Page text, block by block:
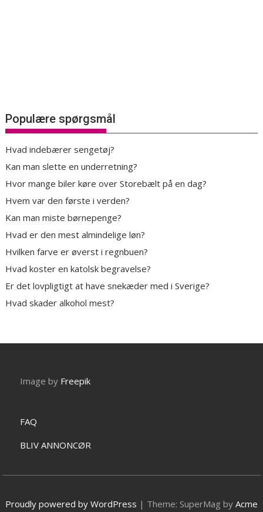
Populære spørgsmål
Hvad indebærer sengetøj?
Kan man slette en underretning?
Hvor mange biler køre over Storebælt på en dag?
Hvem var den første i verden?
Kan man miste børnepenge?
Hvad er den mest almindelige løn?
Hvilken farve er øverst i regnbuen?
Hvad koster en katolsk begravelse?
Er det lovpligtigt at have snekæder med i Sverige?
Hvad skader alkohol mest?
Image by Freepik
FAQ
BLIV ANNONCØR
Proudly powered by WordPress | Theme: SuperMag by Acme